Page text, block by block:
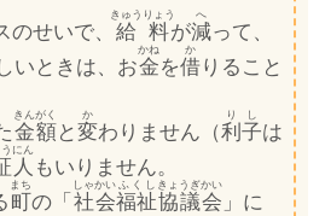
のせいで、 給料
きゅうりょう
が減
へ
って、
いときは、お金
かね
を借
か
りること
金額
きんがく
と変
か
わりません（利子
りし
は
人
にん
もいりません。
町
まち
の「 社会
しゃかい
福祉
ふくし
協議会
きょうぎかい
」に